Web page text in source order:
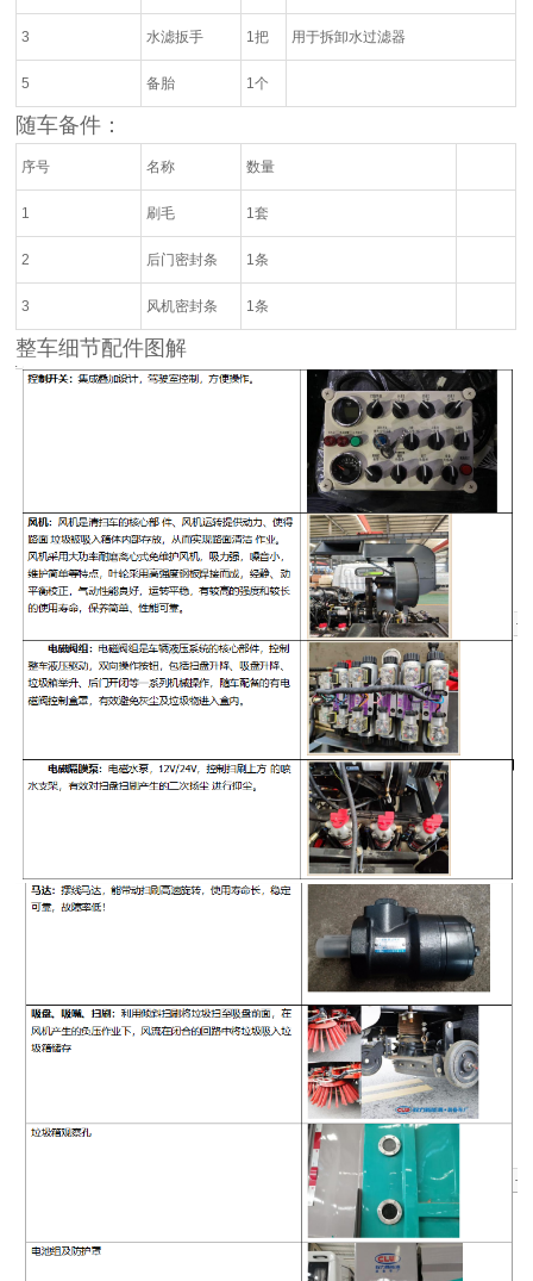
3 水滤扳手 1把 用于拆卸水过滤器
5 备胎 1个
随车备件：
序号 名称 数量
1 刷毛 1套
2 后门密封条 1条
3 风机密封条 1条
整车细节配件图解